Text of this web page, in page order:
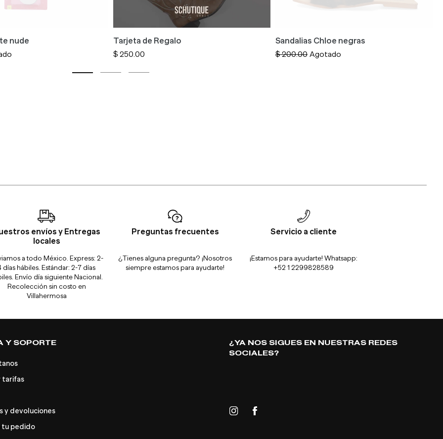
nude Tarjeta de Regalo
Precio
$ 250.00
Sandalias Chloe negras
Precio
$ 200.00 Agotado
envíos y Entregas
locales
a todo México. Express: 2-
días hábiles. Estándar: 2-7 días
Envío día siguiente Nacional.
Recolección sin costo en
Villahermosa
Preguntas frecuentes
¿Tienes alguna pregunta? ¡Nosotros
siempre estamos para ayudarte!
Servicio a cliente
¡Estamos para ayudarte! Whatsapp:
+52 1 2299828589
Y SOPORTE
tarifas
y devoluciones
tu pedido
¿YA NOS SIGUES EN NUESTRAS REDES
SOCIALES?
InstagramFacebook